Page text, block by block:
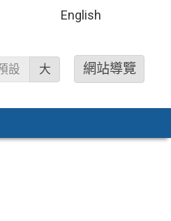
English
設 大 網站導覽